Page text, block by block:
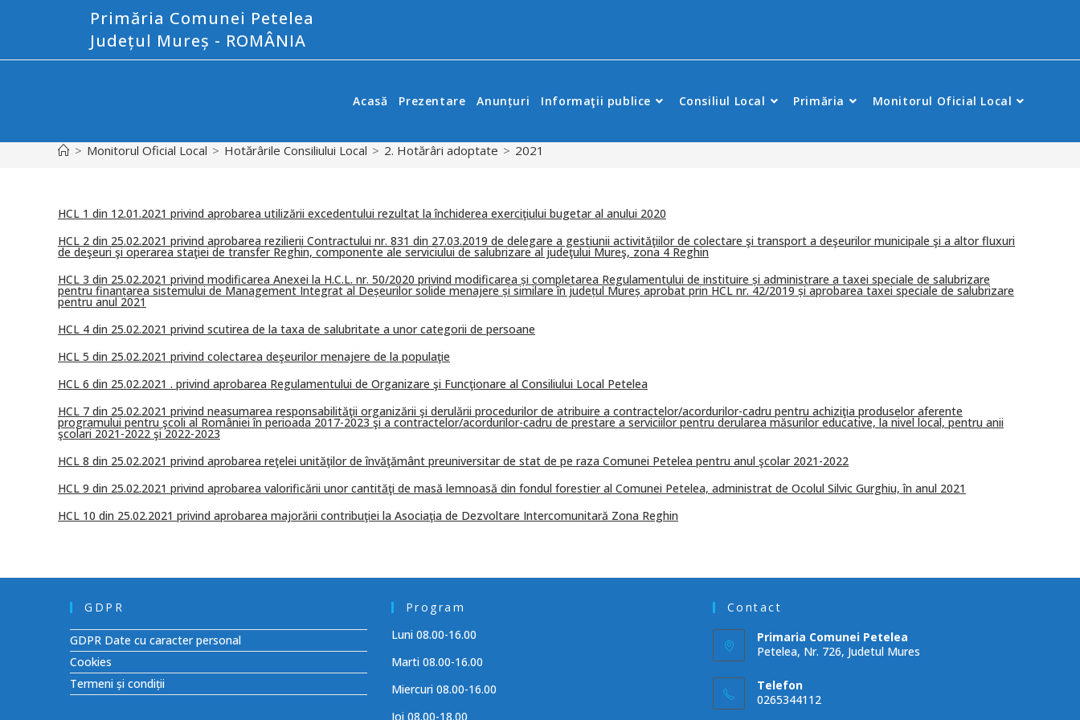
Primăria Comunei Petelea
Județul Mureș - ROMÂNIA
Acasă Prezentare Anunțuri Informaţii publice Consiliul Local Primăria Monitorul Oficial Local
> Monitorul Oficial Local > Hotărârile Consiliului Local > 2. Hotărâri adoptate > 2021
HCL 1 din 12.01.2021 privind aprobarea utilizării excedentului rezultat la închiderea exerciţiului bugetar al anului 2020
HCL 2 din 25.02.2021 privind aprobarea rezilierii Contractului nr. 831 din 27.03.2019 de delegare a gestiunii activităţiilor de colectare şi transport a deşeurilor municipale şi a altor fluxuri
de deşeuri şi operarea staţiei de transfer Reghin, componente ale serviciului de salubrizare al judeţului Mureş, zona 4 Reghin
HCL 3 din 25.02.2021 privind modificarea Anexei la H.C.L. nr. 50/2020 privind modificarea și completarea Regulamentului de instituire și administrare a taxei speciale de salubrizare
pentru finanțarea sistemului de Management Integrat al Deșeurilor solide menajere și similare în județul Mureș aprobat prin HCL nr. 42/2019 și aprobarea taxei speciale de salubrizare
pentru anul 2021
HCL 4 din 25.02.2021 privind scutirea de la taxa de salubritate a unor categorii de persoane
HCL 5 din 25.02.2021 privind colectarea deşeurilor menajere de la populaţie
HCL 6 din 25.02.2021 . privind aprobarea Regulamentului de Organizare şi Funcţionare al Consiliului Local Petelea
HCL 7 din 25.02.2021 privind neasumarea responsabilităţii organizării şi derulării procedurilor de atribuire a contractelor/acordurilor-cadru pentru achiziţia produselor aferente
programului pentru şcoli al României în perioada 2017-2023 şi a contractelor/acordurilor-cadru de prestare a serviciilor pentru derularea măsurilor educative, la nivel local, pentru anii
şcolari 2021-2022 şi 2022-2023
HCL 8 din 25.02.2021 privind aprobarea reţelei unităţilor de învăţământ preuniversitar de stat de pe raza Comunei Petelea pentru anul şcolar 2021-2022
HCL 9 din 25.02.2021 privind aprobarea valorificării unor cantităţi de masă lemnoasă din fondul forestier al Comunei Petelea, administrat de Ocolul Silvic Gurghiu, în anul 2021
HCL 10 din 25.02.2021 privind aprobarea majorării contribuţiei la Asociaţia de Dezvoltare Intercomunitară Zona Reghin
GDPR
GDPR Date cu caracter personal
Cookies
Termeni și condiții
Program
Luni 08.00-16.00
Marti 08.00-16.00
Miercuri 08.00-16.00
Joi 08.00-18.00
Contact
Primaria Comunei Petelea
Petelea, Nr. 726, Judetul Mures
Telefon
0265344112